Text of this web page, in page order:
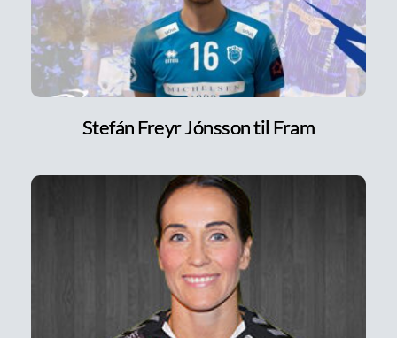
Stefán Freyr Jónsson til Fram